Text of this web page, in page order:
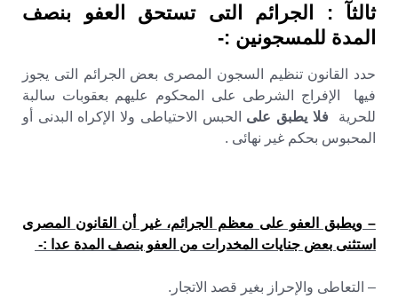
ثالثآ : الجرائم التى تستحق العفو بنصف
المدة للمسجونين :-
حدد القانون تنظيم السجون المصرى بعض الجرائم التى يجوز
فيها الإفراج الشرطى على المحكوم عليهم بعقوبات سالبة
للحرية
فلا يطبق على الحبس الاحتياطى ولا الإكراه البدنى أو
المحبوس بحكم غير نهائى .
– ويطبق العفو على معظم الجرائم، غير أن القانون المصرى
استثنى بعض جنايات المخدرات من العفو بنصف المدة عدا :-
– التعاطى والإحراز بغير قصد الاتجار.